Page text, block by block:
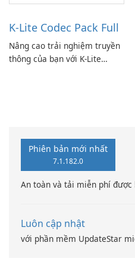
K-Lite Codec Pack Full
Nâng cao trải nghiệm truyền
thông của bạn với K-Lite
Phiên bản mới nhất
7.1.182.0
An toàn và tải miễn phí
Luôn cập nhật
với phần mềm UpdateStar